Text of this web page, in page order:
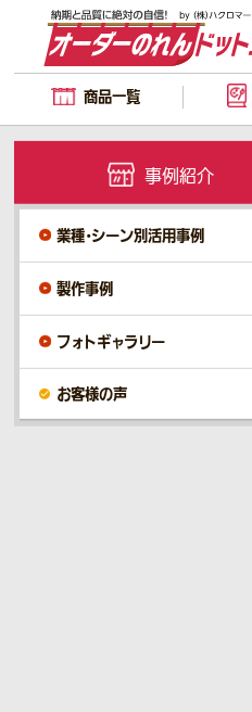
商品一覧
事例紹介
業種・シーン別活用事例
製作事例
フォトギャラリー
お客様の声